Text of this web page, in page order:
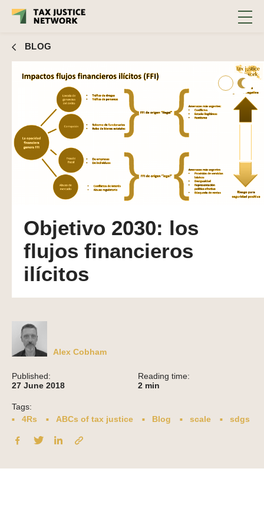
BLOG
Objetivo 2030: los
flujos financieros
ilícitos
Alex Cobham
Published:
27 June 2018
Reading time:
2 min
Tags:
4Rs
ABCs of tax justice Blog scale sdgs